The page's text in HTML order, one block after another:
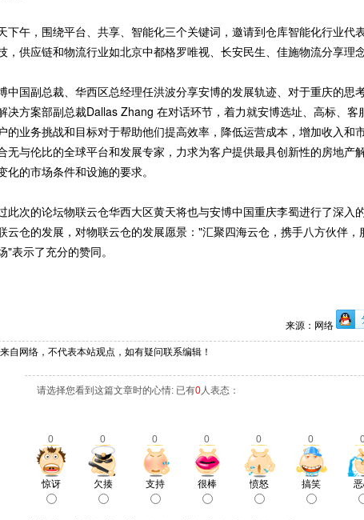
下午，围绕平台、共享、智能化三个关键词，邀请到仓库智能化行业代
，供应链和物流行业如北京中都格罗唯视、长安民生、佳施物流分享理
中国副总裁、华西区总经理任洪波分享安博的发展轨迹、对于重庆的思
决方案部副总裁Dallas Zhang 在对话环节，着力就安博选址、高标、客
的业务挑战和目标对于帮助他们提高效率，降低运营成本，增加收入和
无与伦比的全球平台和发展专家，力求为客户提供最具创新性的房地产
化的市场条件和设施的要求。
此次的论坛物联云仓华西大区黄天将也与安博中国重庆李蜀进行了深入
云仓的发展，对物联云仓的发展愿景："汇聚四海云仓，携手八方伙伴
"表示了充分的赞同。
来源：网络
自网络，不代表本站观点，如有疑问联系编辑！
请选择您看到这篇文章时的心情: 已有0人表态：
0 0 0 0 0 0
惊讶 欠揍 支持 很棒 愤怒 搞笑